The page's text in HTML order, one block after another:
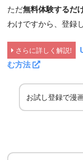
ただ無料体験するだ
わけですから、登録
さらに詳しく解説!
む方法
お試し登録で漫